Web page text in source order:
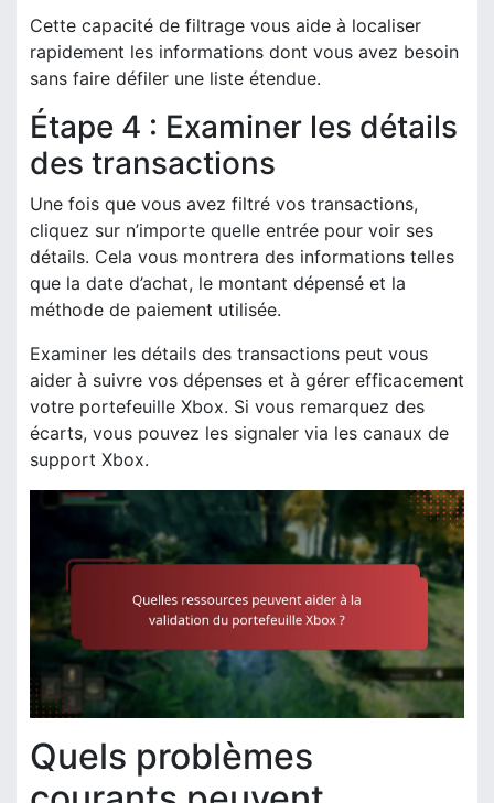
Cette capacité de filtrage vous aide à localiser
rapidement les informations dont vous avez besoin
sans faire défiler une liste étendue.
Étape 4 : Examiner les détails
des transactions
Une fois que vous avez filtré vos transactions,
cliquez sur n’importe quelle entrée pour voir ses
détails. Cela vous montrera des informations telles
que la date d’achat, le montant dépensé et la
méthode de paiement utilisée.
Examiner les détails des transactions peut vous
aider à suivre vos dépenses et à gérer efficacement
votre portefeuille Xbox. Si vous remarquez des
écarts, vous pouvez les signaler via les canaux de
support Xbox.
Quels problèmes